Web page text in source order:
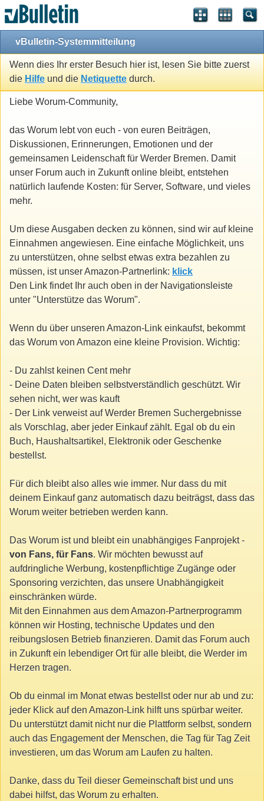
vBulletin-Systemmitteilung
Wenn dies Ihr erster Besuch hier ist, lesen Sie bitte zuerst
die Hilfe und die Netiquette durch.
Liebe Worum-Community,
das Worum lebt von euch - von euren Beiträgen,
Diskussionen, Erinnerungen, Emotionen und der
gemeinsamen Leidenschaft für Werder Bremen. Damit
unser Forum auch in Zukunft online bleibt, entstehen
natürlich laufende Kosten: für Server, Software, und vieles
mehr.
Um diese Ausgaben decken zu können, sind wir auf kleine
Einnahmen angewiesen. Eine einfache Möglichkeit, uns
zu unterstützen, ohne selbst etwas extra bezahlen zu
müssen, ist unser Amazon-Partnerlink: klick
Den Link findet Ihr auch oben in der Navigationsleiste
unter "Unterstütze das Worum".
Wenn du über unseren Amazon-Link einkaufst, bekommt
das Worum von Amazon eine kleine Provision. Wichtig:
- Du zahlst keinen Cent mehr
- Deine Daten bleiben selbstverständlich geschützt. Wir
sehen nicht, wer was kauft
- Der Link verweist auf Werder Bremen Suchergebnisse
als Vorschlag, aber jeder Einkauf zählt. Egal ob du ein
Buch, Haushaltsartikel, Elektronik oder Geschenke
bestellst.
Für dich bleibt also alles wie immer. Nur dass du mit
deinem Einkauf ganz automatisch dazu beiträgst, dass das
Worum weiter betrieben werden kann.
Das Worum ist und bleibt ein unabhängiges Fanprojekt -
von Fans, für Fans. Wir möchten bewusst auf
aufdringliche Werbung, kostenpflichtige Zugänge oder
Sponsoring verzichten, das unsere Unabhängigkeit
einschränken würde.
Mit den Einnahmen aus dem Amazon-Partnerprogramm
können wir Hosting, technische Updates und den
reibungslosen Betrieb finanzieren. Damit das Forum auch
in Zukunft ein lebendiger Ort für alle bleibt, die Werder im
Herzen tragen.
Ob du einmal im Monat etwas bestellst oder nur ab und zu:
jeder Klick auf den Amazon-Link hilft uns spürbar weiter.
Du unterstützt damit nicht nur die Plattform selbst, sondern
auch das Engagement der Menschen, die Tag für Tag Zeit
investieren, um das Worum am Laufen zu halten.
Danke, dass du Teil dieser Gemeinschaft bist und uns
dabei hilfst, das Worum zu erhalten.